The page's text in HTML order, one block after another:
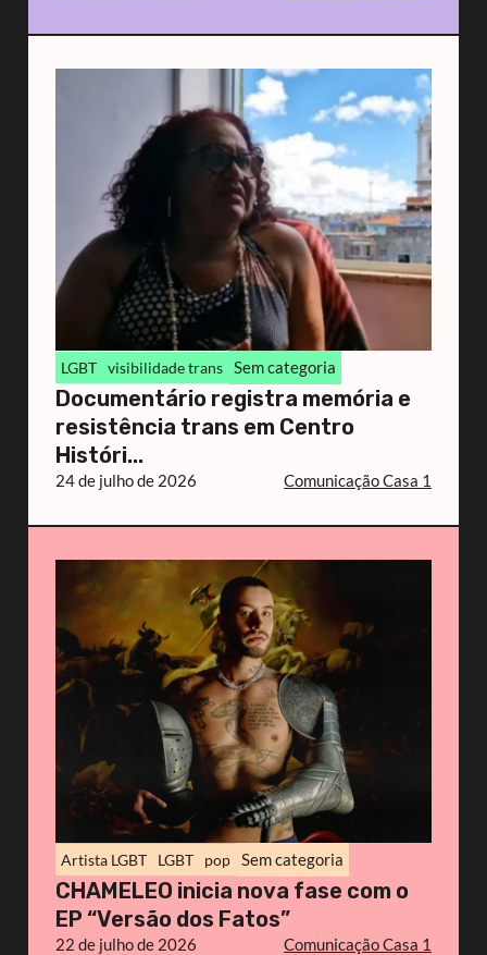
LGBT visibilidade trans Sem categoria
Documentário registra memória e
resistência trans em Centro
Históri...
24 de julho de 2026 Comunicação Casa 1
Artista LGBT LGBT pop Sem categoria
CHAMELEO inicia nova fase com o
EP “Versão dos Fatos”
22 de julho de 2026 Comunicação Casa 1